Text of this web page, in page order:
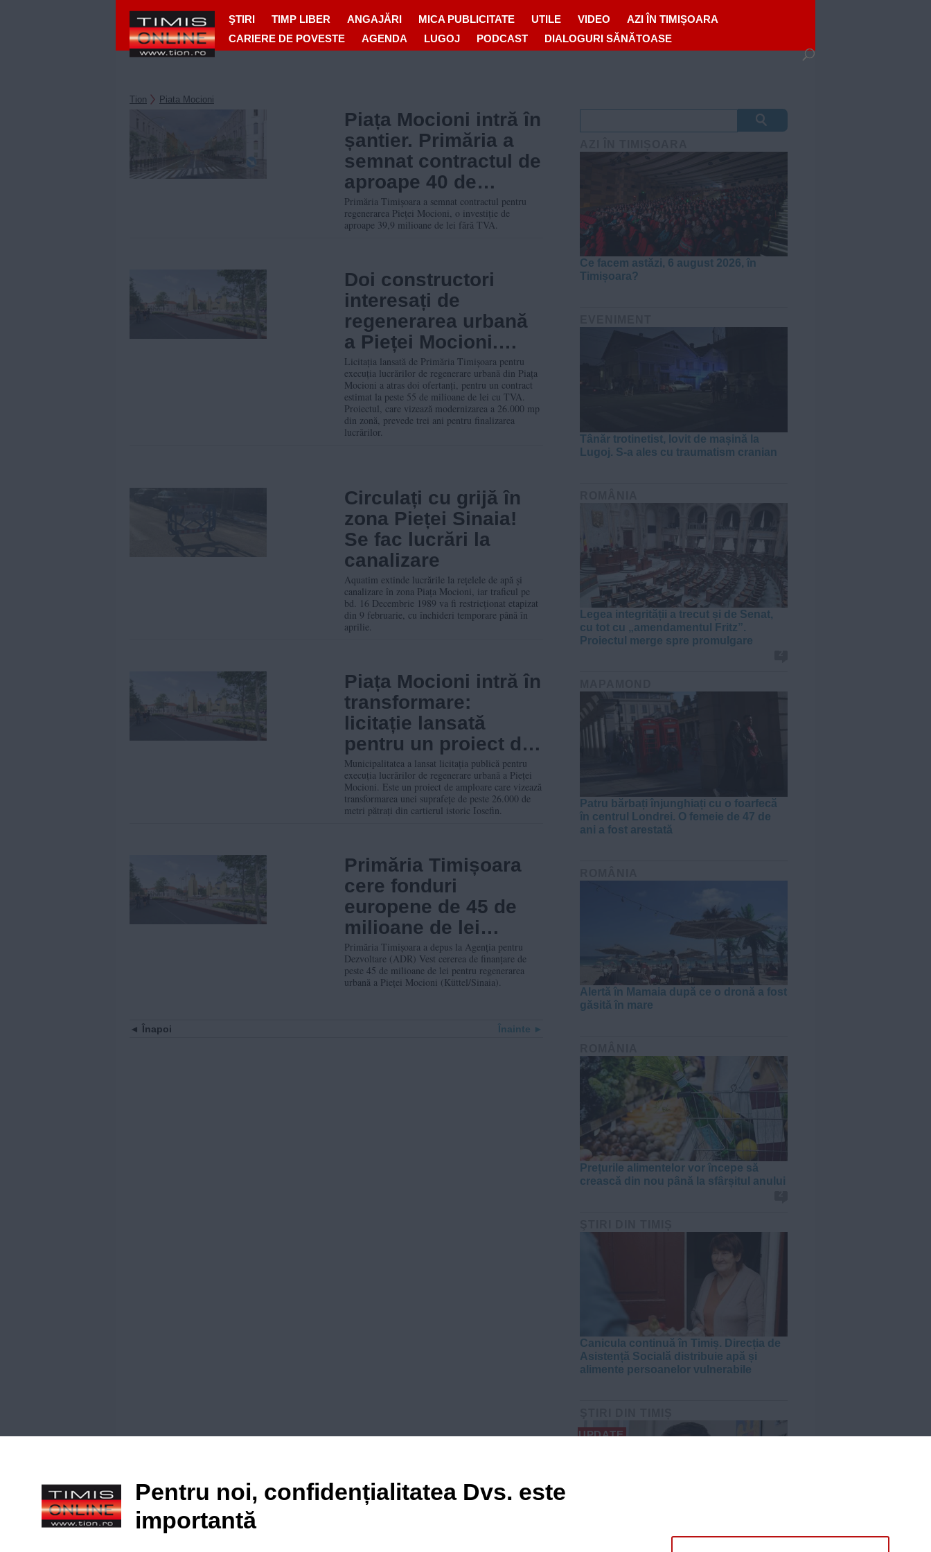
ŞTIRI TIMP LIBER ANGAJĂRI MICA PUBLICITATE UTILE VIDEO
AZI ÎN TIMIȘOARA
CARIERE DE POVESTE
AGENDA LUGOJ PODCAST DIALOGURI SĂNĂTOASE
Tion Piata Mocioni
Piața Mocioni intră în
șantier. Primăria a
semnat contractul de
aproape 40 de
milioane de lei
Primăria Timișoara a semnat contractul pentru
regenerarea Pieței Mocioni, o investiție de
aproape 39,9 milioane de lei fără TVA.
Doi constructori
interesați de
regenerarea urbană
a Pieței Mocioni.
Unul este cel
desemnat și în
Traian
Licitația lansată de Primăria Timișoara pentru
execuția lucrărilor de regenerare urbană din Piața
Mocioni a atras doi ofertanți, pentru un contract
estimat la peste 55 de milioane de lei cu TVA.
Proiectul, care vizează modernizarea a 26.000 mp
din zonă, prevede trei ani pentru finalizarea
lucrărilor.
Circulați cu grijă în
zona Pieței Sinaia!
Se fac lucrări la
canalizare
Aquatim extinde lucrările la rețelele de apă și
canalizare în zona Piața Mocioni, iar traficul pe
bd. 16 Decembrie 1989 va fi restricționat etapizat
din 9 februarie, cu închideri temporare până în
aprilie.
Piața Mocioni intră în
transformare:
licitație lansată
pentru un proiect de
regenerare urbană
de amploare
Municipalitatea a lansat licitația publică pentru
execuția lucrărilor de regenerare urbană a Pieței
Mocioni. Este un proiect de amploare care vizează
transformarea unei suprafețe de peste 26.000 de
metri pătrați din cartierul istoric Iosefin.
Primăria Timișoara
cere fonduri
europene de 45 de
milioane de lei
pentru regenerarea
zonei Piața Mocioni
Primăria Timișoara a depus la Agenția pentru
Dezvoltare (ADR) Vest cererea de finanțare de
peste 45 de milioane de lei pentru regenerarea
urbană a Pieței Mocioni (Küttel/Sinaia).
Înapoi Înainte
Ce facem astăzi, 6 august 2026, în
Timișoara?
Tânăr trotinetist, lovit de mașină la
Lugoj. S-a ales cu traumatism cranian
Legea integrității a trecut și de Senat,
cu tot cu „amendamentul Fritz”.
Proiectul merge spre promulgare
Patru bărbați înjunghiați cu o foarfecă
în centrul Londrei. O femeie de 47 de
ani a fost arestată
Alertă în Mamaia după ce o dronă a fost
găsită în mare
Prețurile alimentelor vor începe să
crească din nou până la sfârșitul anului
Canicula continuă în Timiș. Direcția de
Asistență Socială distribuie apă și
alimente persoanelor vulnerabile
UPDATE
Pentru noi, confidențialitatea Dvs. este
importantă